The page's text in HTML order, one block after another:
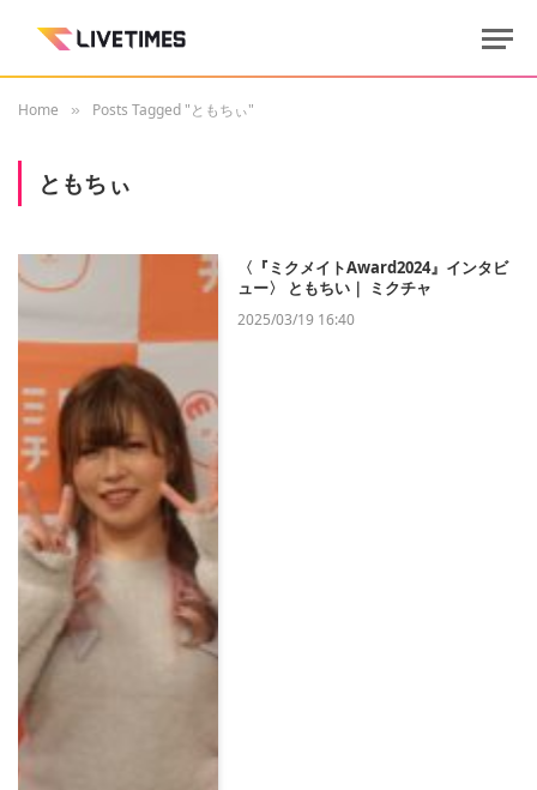
Home » Posts Tagged "ともちぃ"
ともちぃ
〈『ミクメイトAward2024』インタビ
ュー〉 ともちい｜ ミクチャ
2025/03/19 16:40